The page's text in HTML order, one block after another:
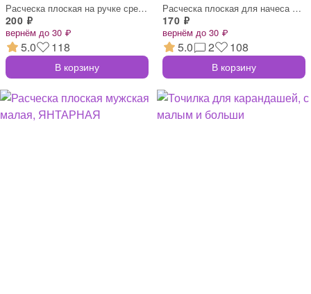
Расческа плоская на ручке средняя, ЧЕРНА
200 ₽
вернём до 30 ₽
5.0 118
В корзину
Расческа плоская для начеса с металличес
170 ₽
вернём до 30 ₽
5.0 2 108
В корзину